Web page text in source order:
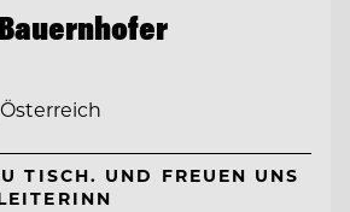
TISCH. UND FREUEN UNS